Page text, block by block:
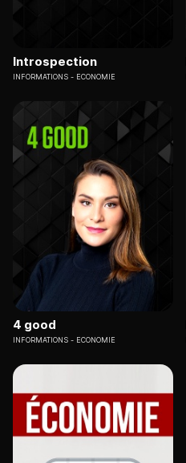
Introspection
INFORMATIONS ECONOMIE
4 good
INFORMATIONS ECONOMIE